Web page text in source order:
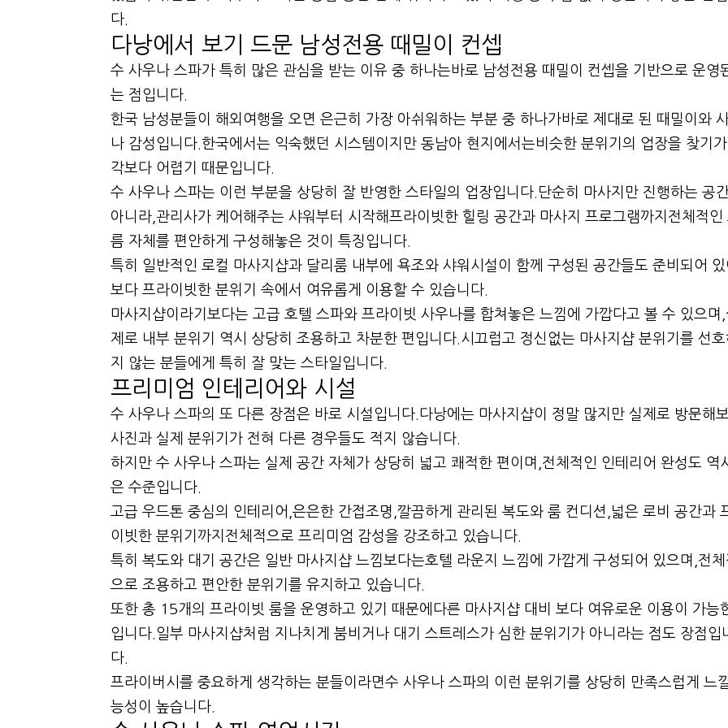
다.
다낭에서 보기 드문 남성전용 때밀이 컨셉
수 사우나 스파가 특히 많은 관심을 받는 이유 중 하나는바로 남성전용 때밀이 컨셉을 기반으로 운영
는 점입니다.
한국 남성분들이 해외여행을 오면 은근히 가장 아쉬워하는 부분 중 하나가바로 제대로 된 때밀이와
나 감성입니다.한국에서는 익숙했던 시스템이지만 동남아 현지에서는비슷한 분위기의 업장을 찾기
각보다 어렵기 때문입니다.
수 사우나 스파는 이런 부분을 상당히 잘 반영한 스타일의 업장입니다.단순히 마사지만 진행하는 공간
아니라,관리사가 케어해주는 샤워부터 시작해프라이빗한 힐링 공간과 마사지 프로그램까지전체적인
름 자체를 편안하게 구성해놓은 것이 특징입니다.
특히 일반적인 로컬 마사지샵과 달리룸 내부에 욕조와 샤워시설이 함께 구성된 공간들도 준비되어 있
보다 프라이빗한 분위기 속에서 여유롭게 이용할 수 있습니다.
마사지샵이라기보다는 고급 호텔 스파와 프라이빗 사우나를 합쳐놓은 느낌에 가깝다고 볼 수 있으며,
제로 내부 분위기 역시 상당히 조용하고 차분한 편입니다.시끄럽고 정신없는 마사지샵 분위기를 선호
지 않는 분들에게 특히 잘 맞는 스타일입니다.
프리미엄 인테리어와 시설
수 사우나 스파의 또 다른 장점은 바로 시설입니다.다낭에는 마사지샵이 정말 많지만 실제로 방문해
사진과 실제 분위기가 전혀 다른 경우들도 적지 않습니다.
하지만 수 사우나 스파는 실제 공간 자체가 상당히 넓고 쾌적한 편이며,전체적인 인테리어 완성도 역
은 수준입니다.
고급 우드톤 중심의 인테리어,은은한 간접조명,깔끔하게 관리된 복도와 룸 컨디션,넓은 로비 공간과
이빗한 분위기까지전체적으로 프리미엄 감성을 강조하고 있습니다.
특히 복도와 대기 공간은 일반 마사지샵 느낌보다는호텔 라운지 느낌에 가깝게 구성되어 있으며,전체
으로 조용하고 편안한 분위기를 유지하고 있습니다.
또한 총 15개의 프라이빗 룸을 운영하고 있기 때문에다른 마사지샵 대비 보다 여유로운 이용이 가능
입니다.일부 마사지샵처럼 지나치게 붐비거나 대기 스트레스가 심한 분위기가 아니라는 점도 장점입
다.
프라이버시를 중요하게 생각하는 분들이라면수 사우나 스파의 이런 분위기를 상당히 만족스럽게 느
능성이 높습니다.